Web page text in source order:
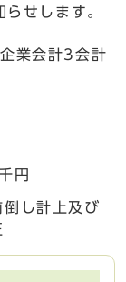
せします。
業会計3会計
円
し計上及び